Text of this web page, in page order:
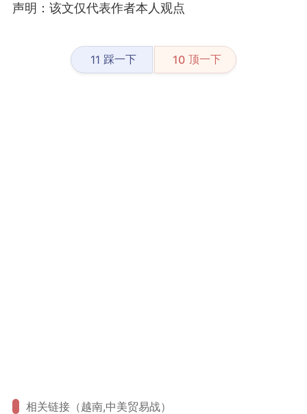
声明：该文仅代表作者本人观点
11 踩一下 10 顶一下
相关链接（越南,中美贸易战）